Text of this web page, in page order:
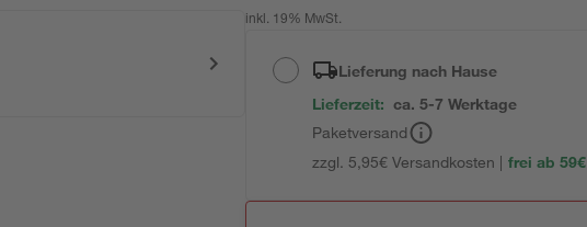
inkl. 19% MwSt.
Lieferung nach Hause
Lieferzeit: ca. 5-7 Werktage
Paketversand
zzgl. 5,95€ Versandkosten | frei ab 59€